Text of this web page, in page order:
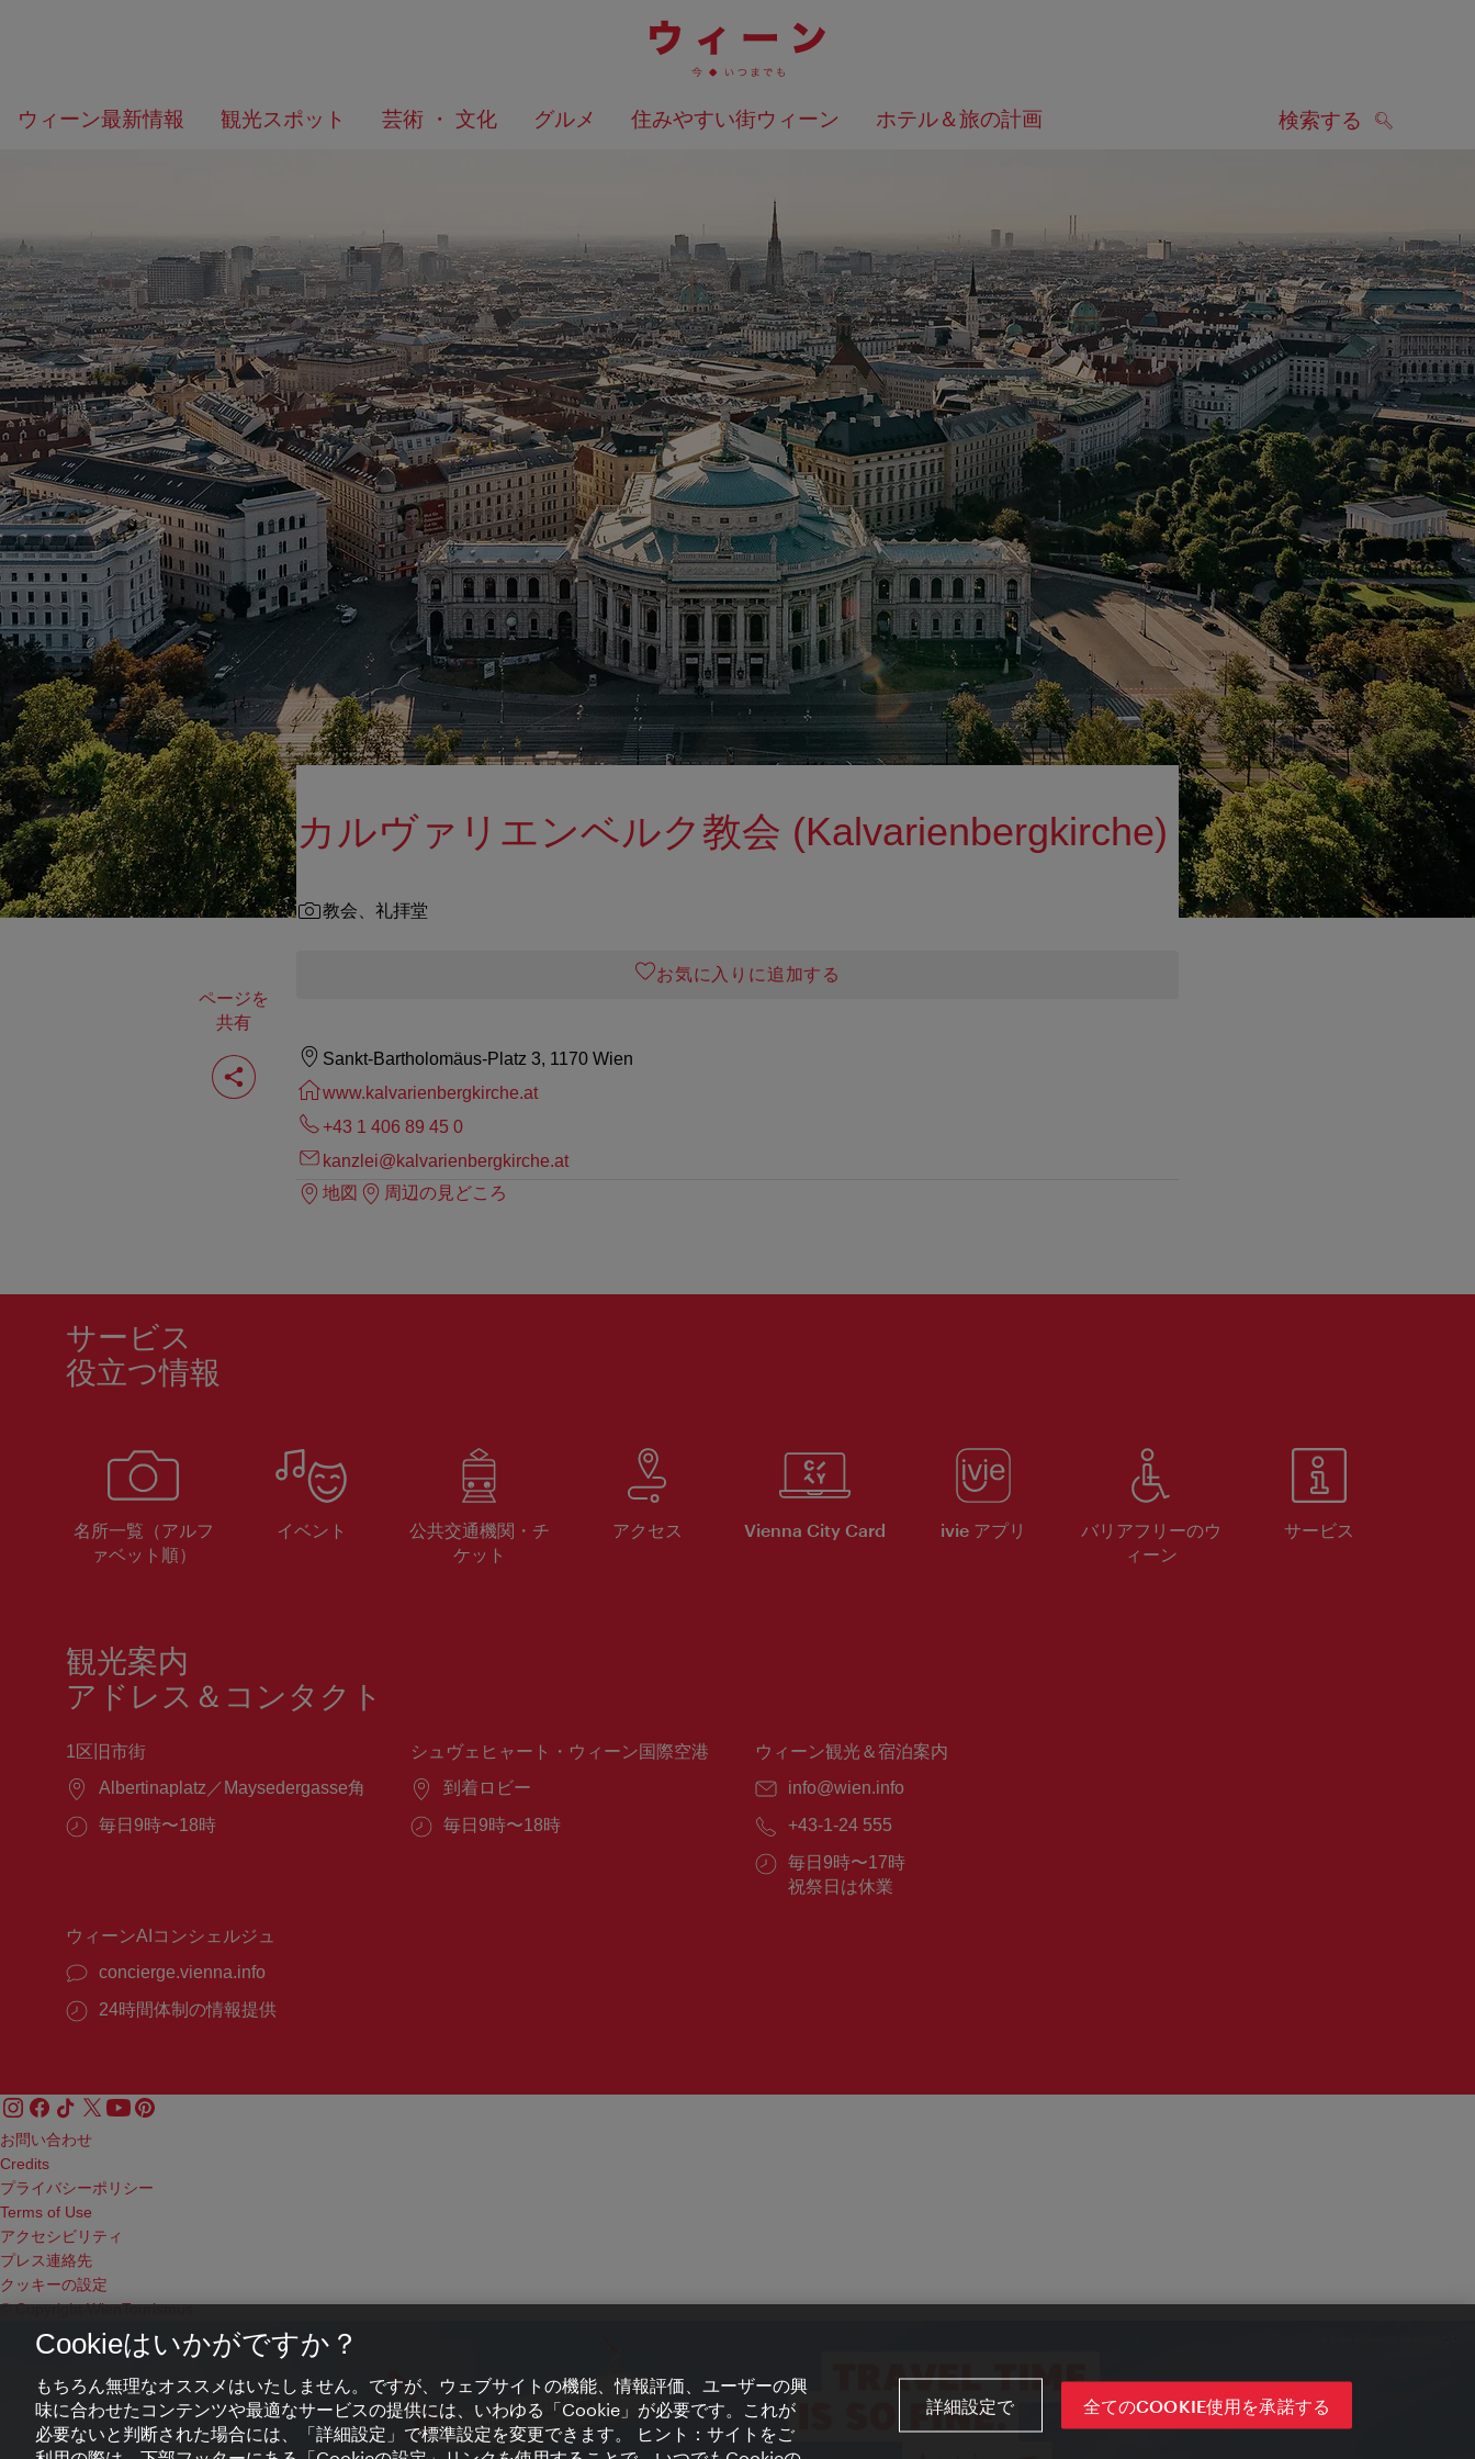
ニ
の
ッ
プ
へ
ウィーン最新情報 観光スポット 芸術 ・ 文化 グルメ 住みやすい街ウィーン ホテル＆旅の計画 検索する
何
を
か？
ページを
共有
ペ
ー
ジ
カルヴァリエンベルク教会 (Kalvarienbergkirche)
教会、礼拝堂
お気に入りに追加する
Sankt-Bartholomäus-Platz 3, 1170 Wien
www.kalvarienbergkirche.at
+43 1 406 89 45 0
kanzlei@kalvarienbergkirche.at
地図
周辺の見どころ
サービス
役立つ情報
名所一覧（アルフ
ァベット順）
イベント
公共交通機関・チ
ケット
アクセス Vienna City Card ivie アプリ
バリアフリーのウ
ィーン
サービス
観光案内
アドレス＆コンタクト
1区旧市街
場
Albertinaplatz／Maysedergasse角
営
毎日9時〜18時
シュヴェヒャート・ウィーン国際空港
場
到着ロビー
営
毎日9時〜18時
ウィーン観光＆宿泊案内
E
ー
ル：
info@wien.info
電
番
号：
+43-1-24 555
営
業
毎日9時〜17時
祝祭日は休業
ウィーンAIコンシェルジュ
concierge.vienna.info
24時間体制の情報提供
お問い合わせ
Credits
プライバシーポリシー
Terms of Use
アクセシビリティ
プレス連絡先
クッキーの設定
© Copyright WienTourismus
Cookieはいかがですか？
もちろん無理なオススメはいたしません。ですが、ウェブサイトの機能、情報評価、ユーザーの興
味に合わせたコンテンツや最適なサービスの提供には、いわゆる「Cookie」が必要です。これが
必要ないと判断された場合には、「詳細設定」で標準設定を変更できます。 ヒント：サイトをご
詳細設定で 全てのCOOKIE使用を承諾する